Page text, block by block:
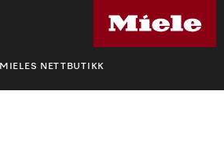
MIELES NETTBUTIKK